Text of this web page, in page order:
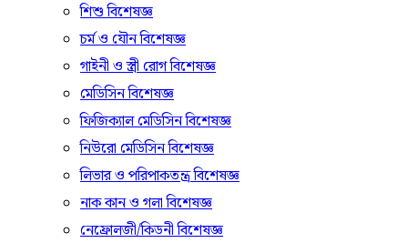
শিশু বিশেষজ্ঞ
চর্ম ও যৌন বিশেষজ্ঞ
গাইনী ও স্ত্রী রোগ বিশেষজ্ঞ
মেডিসিন বিশেষজ্ঞ
ফিজিক্যাল মেডিসিন বিশেষজ্ঞ
নিউরো মেডিসিন বিশেষজ্ঞ
লিভার ও পরিপাকতন্ত্র বিশেষজ্ঞ
নাক কান ও গলা বিশেষজ্ঞ
নেফ্রোলজী/কিডনী বিশেষজ্ঞ